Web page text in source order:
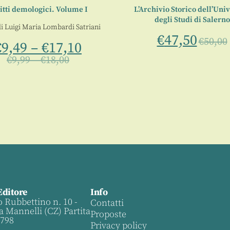
demologici. Volume I
Luigi Maria Lombardi Satriani
9,49 – €17,10
€9,99–€18,00
L’Archivio Storico
degli Studi di Salerno
€47,50€50,00
Rubbettino n. 10 -
Mannelli (CZ) Partita
Info
Contatti
Proposte
Privacy policy